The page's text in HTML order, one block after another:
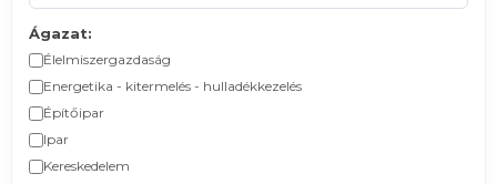
Ágazat:
Élelmiszergazdaság
Energetika - kitermelés - hulladékkezelés
Építőipar
Ipar
Kereskedelem